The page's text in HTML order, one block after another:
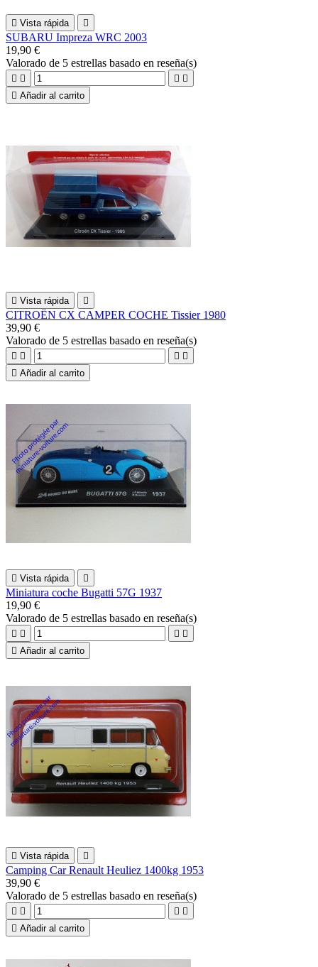
 Vista rápida 
SUBARU Impreza WRC 2003
19,90 €
Valorado de 5 estrellas basado en reseña(s)
   
 Añadir al carrito
 Vista rápida 
CITROËN CX CAMPER COCHE Tissier 1980
39,90 €
Valorado de 5 estrellas basado en reseña(s)
   
 Añadir al carrito
 Vista rápida 
Miniatura coche Bugatti 57G 1937
19,90 €
Valorado de 5 estrellas basado en reseña(s)
   
 Añadir al carrito
 Vista rápida 
Camping Car Renault Heuliez 1400kg 1953
39,90 €
Valorado de 5 estrellas basado en reseña(s)
   
 Añadir al carrito